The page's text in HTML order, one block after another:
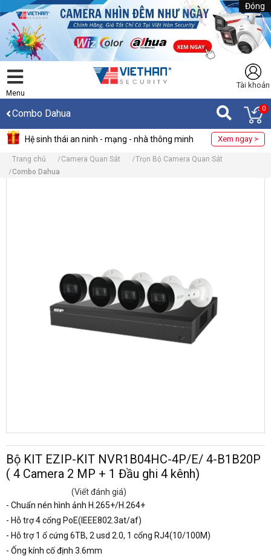
Đóng
Menu
Tài khoản
Combo Dahua 0
Hệ sinh thái an ninh - mạng - nhà thông minh Xem ngay >
Trang chủ Camera Quan Sát
Trọn Bộ Camera Quan Sát
Combo Dahua
Bộ KIT EZIP-KIT NVR1B04HC-4P/E/ 4-B1B20P
( 4 Camera 2 MP + 1 Đầu ghi 4 kênh)
(Viết đánh giá)
- Chuẩn nén hình ảnh H.265+/H.264+
- Hỗ trợ 4 cổng PoE(IEEE802.3at/af)
- Hỗ trợ 1 ổ cứng 6TB, 2 usd 2.0, 1 cổng RJ4(10/100M)
- Ống kính cố định 3.6mm